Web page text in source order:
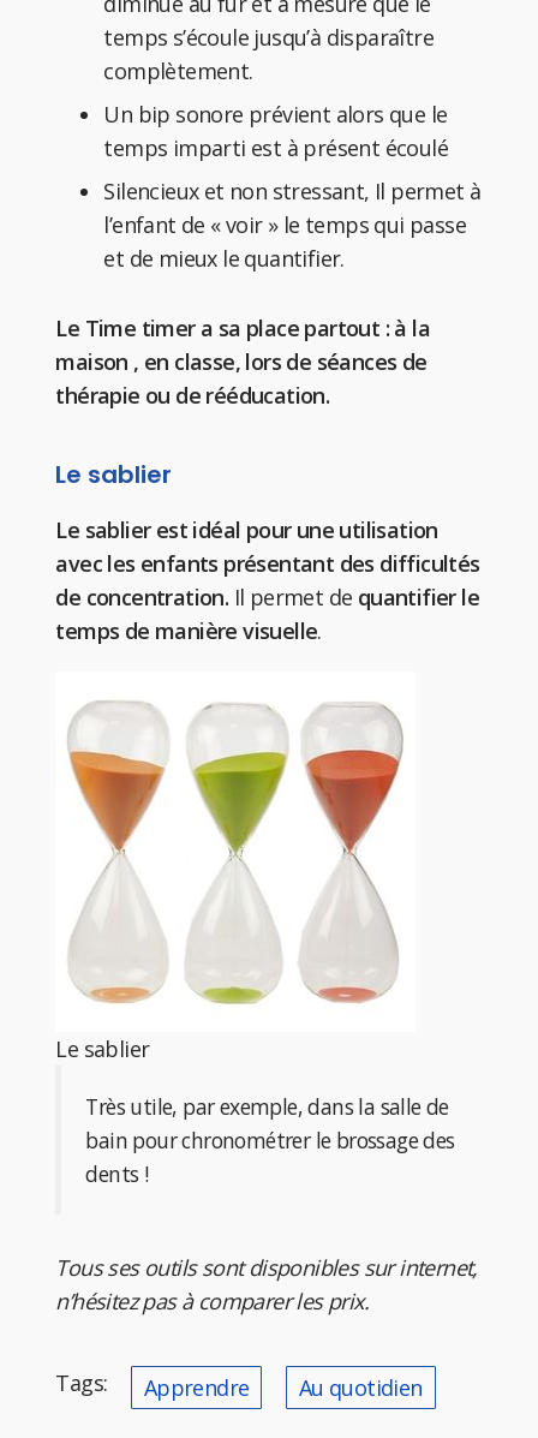
temps s’écoule jusqu’à disparaître
complètement.
Un bip sonore prévient alors que le
temps imparti est à présent écoulé
Silencieux et non stressant, Il permet à
l’enfant de « voir » le temps qui passe
et de mieux le quantifier.
Le Time timer a sa place partout : à la
maison , en classe, lors de séances de
thérapie ou de rééducation.
Le sablier
Le sablier est idéal pour une utilisation
avec les enfants présentant des difficultés
de concentration. Il permet de quantifier le
temps de manière visuelle.
Le sablier
Très utile, par exemple, dans la salle de
bain pour chronométrer le brossage des
dents !
Tous ses outils sont disponibles sur internet,
n’hésitez pas à comparer les prix.
Tags: Apprendre Au quotidien